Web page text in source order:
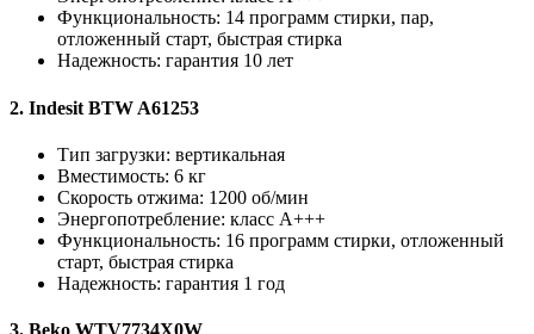
Функциональность: 14 программ стирки, пар,
отложенный старт, быстрая стирка
Надежность: гарантия 10 лет
2. Indesit BTW A61253
Тип загрузки: вертикальная
Вместимость: 6 кг
Скорость отжима: 1200 об/мин
Энергопотребление: класс А+++
Функциональность: 16 программ стирки, отложенный
старт, быстрая стирка
Надежность: гарантия 1 год
3. Beko WTV7734X0W